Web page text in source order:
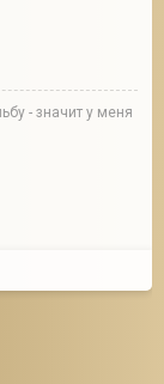
- значит у меня